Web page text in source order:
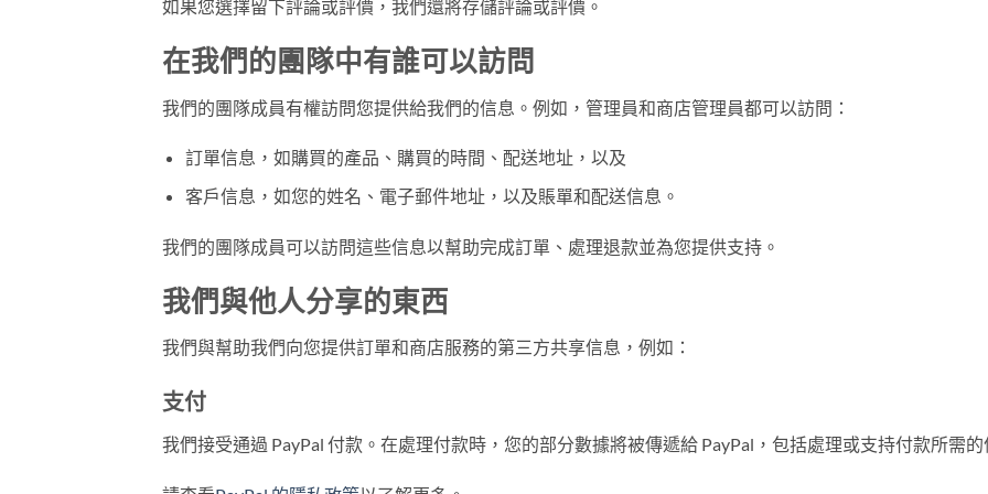
如果您選擇留下評論或評價，我們還將存儲評論或評價。
在我們的團隊中有誰可以訪問
我們的團隊成員有權訪問您提供給我們的信息。例如，管理員和商店管理員都可以訪問：
訂單信息，如購買的產品、購買的時間、配送地址，以及
客戶信息，如您的姓名、電子郵件地址，以及賬單和配送信息。
我們的團隊成員可以訪問這些信息以幫助完成訂單、處理退款並為您提供支持。
我們與他人分享的東西
我們與幫助我們向您提供訂單和商店服務的第三方共享信息，例如：
支付
我們接受通過 PayPal 付款。在處理付款時，您的部分數據將被傳遞給 PayPal，包括處理或支持付款所需